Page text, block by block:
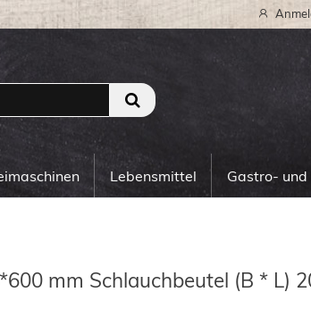
Lebensmittel Gastro-
mm Schlauchbeutel (B * L)